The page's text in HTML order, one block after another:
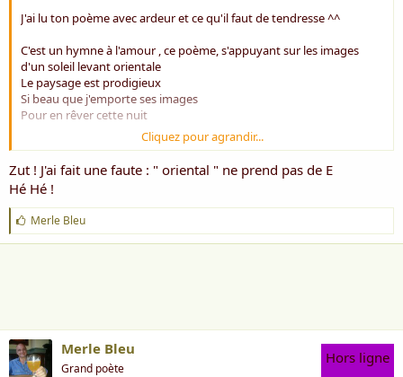
J'ai lu ton poème avec ardeur et ce qu'il faut de tendresse ^^
C'est un hymne à l'amour , ce poème, s'appuyant sur les images
d'un soleil levant orientale
Le paysage est prodigieux
Si beau que j'emporte ses images
Pour en rêver cette nuit
Bien à toi
Rose *** souriante
Cliquez pour agrandir...
Zut ! J'ai fait une faute : " oriental " ne prend pas de E
Hé Hé !
J
'
a
Merle Bleu
Merle Bleu
Grand poète
Hors ligne